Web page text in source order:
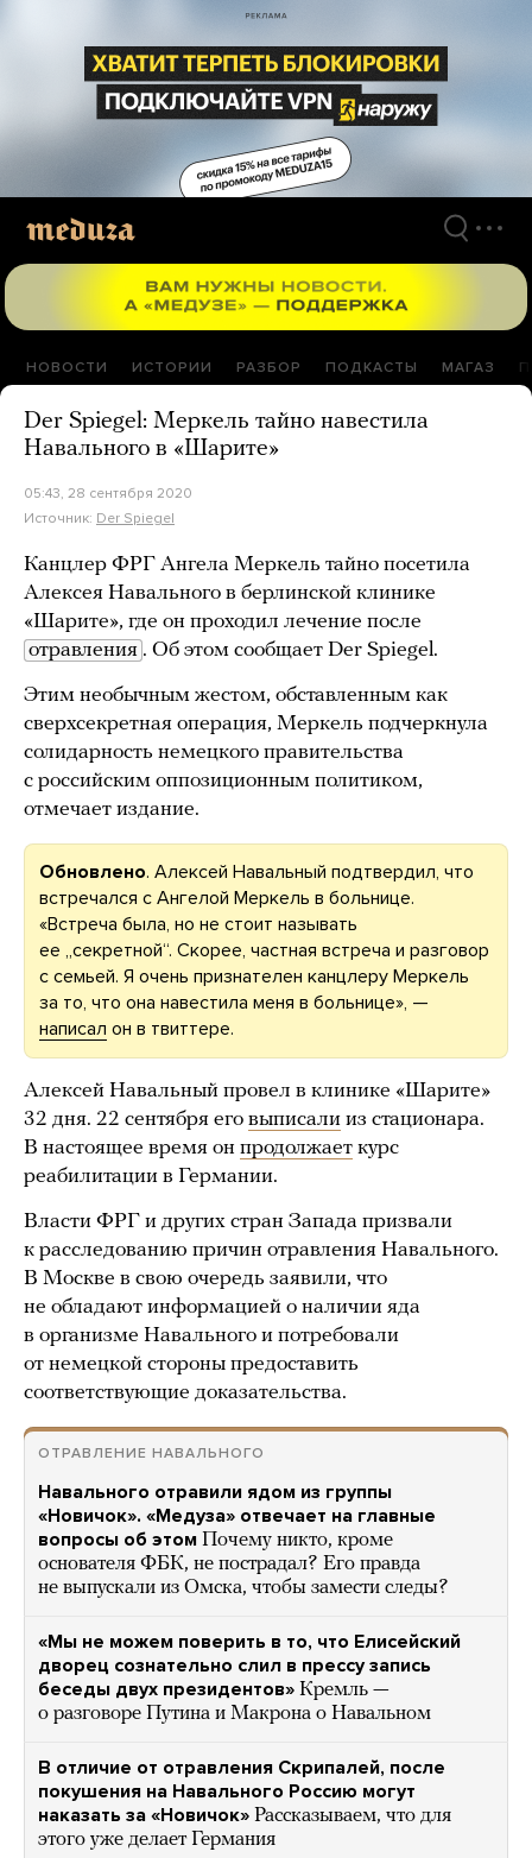
материалам
НОВОСТИ ИСТОРИИ РАЗБОР ПОДКАСТЫ МАГАЗ
Der Spiegel: Меркель тайно навестила
Навального в «Шарите»
05:43, 28 сентября 2020
Источник: Der Spiegel
Канцлер ФРГ Ангела Меркель тайно посетила
Алексея Навального в берлинской клинике
«Шарите», где он проходил лечение после
отравления . Об этом сообщает Der Spiegel.
Этим необычным жестом, обставленным как
сверхсекретная операция, Меркель подчеркнула
солидарность немецкого правительства
с российским оппозиционным политиком,
отмечает издание.
Обновлено. Алексей Навальный подтвердил, что
встречался с Ангелой Меркель в больнице.
«Встреча была, но не стоит называть
ее „секретной“. Скорее, частная встреча и разговор
с семьей. Я очень признателен канцлеру Меркель
за то, что она навестила меня в больнице», —
написал он в твиттере.
Алексей Навальный провел в клинике «Шарите»
32 дня. 22 сентября его выписали из стационара.
В настоящее время он продолжает курс
реабилитации в Германии.
Власти ФРГ и других стран Запада призвали
к расследованию причин отравления Навального.
В Москве в свою очередь заявили, что
не обладают информацией о наличии яда
в организме Навального и потребовали
от немецкой стороны предоставить
соответствующие доказательства.
ОТРАВЛЕНИЕ НАВАЛЬНОГО
Навального отравили ядом из группы
«Новичок». «Медуза» отвечает на главные
вопросы об этом Почему никто, кроме
основателя ФБК, не пострадал? Его правда
не выпускали из Омска, чтобы замести следы?
«Мы не можем поверить в то, что Елисейский
дворец сознательно слил в прессу запись
беседы двух президентов» Кремль —
о разговоре Путина и Макрона о Навальном
В отличие от отравления Скрипалей, после
покушения на Навального Россию могут
наказать за «Новичок» Рассказываем, что для
этого уже делает Германия